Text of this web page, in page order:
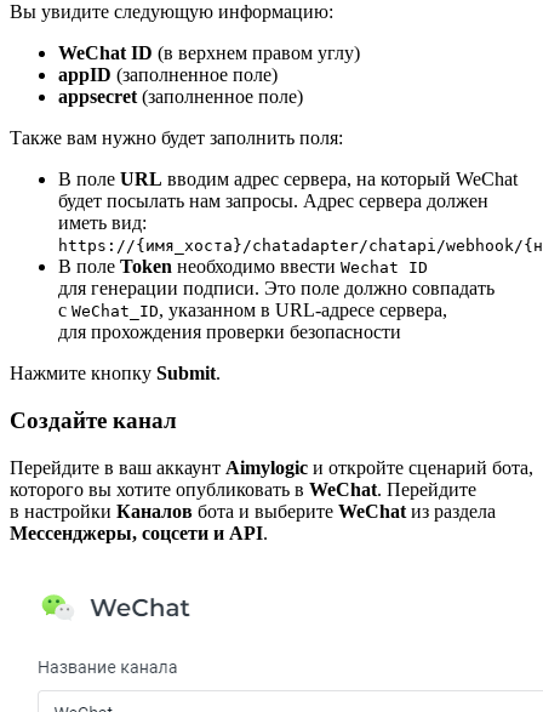
Вы увидите следующую информацию:
WeChat ID (в верхнем правом углу)
appID (заполненное поле)
appsecret (заполненное поле)
Также вам нужно будет заполнить поля:
В поле URL вводим адрес сервера, на который WeChat
будет посылать нам запросы. Адрес сервера должен
иметь вид:
https://{имя_хоста}/chatadapter/chatapi/webhook/
В поле Token необходимо ввести Wechat ID
для генерации подписи. Это поле должно совпадать
с WeChat_ID, указанном в URL-адресе сервера,
для прохождения проверки безопасности
Нажмите кнопку Submit.
Создайте канал
Перейдите в ваш аккаунт Aimylogic и откройте сценарий бота,
которого вы хотите опубликовать в WeChat. Перейдите
в настройки Каналов бота и выберите WeChat из раздела
Мессенджеры, соцсети и API.